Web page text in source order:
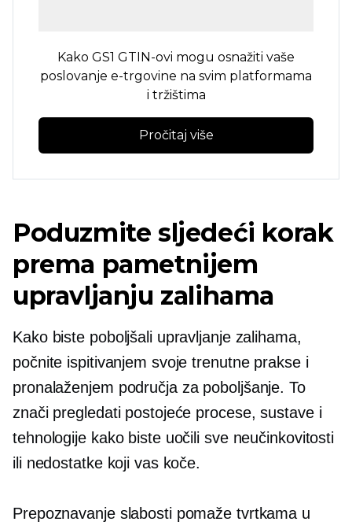
Kako GS1 GTIN-ovi mogu osnažiti vaše
poslovanje e-trgovine na svim platformama
i tržištima
Pročitaj više
Poduzmite sljedeći korak
prema pametnijem
upravljanju zalihama
Kako biste poboljšali upravljanje zalihama,
počnite ispitivanjem svoje trenutne prakse i
pronalaženjem područja za poboljšanje. To
znači pregledati postojeće procese, sustave i
tehnologije kako biste uočili sve neučinkovitosti
ili nedostatke koji vas koče.
Prepoznavanje slabosti pomaže tvrtkama u